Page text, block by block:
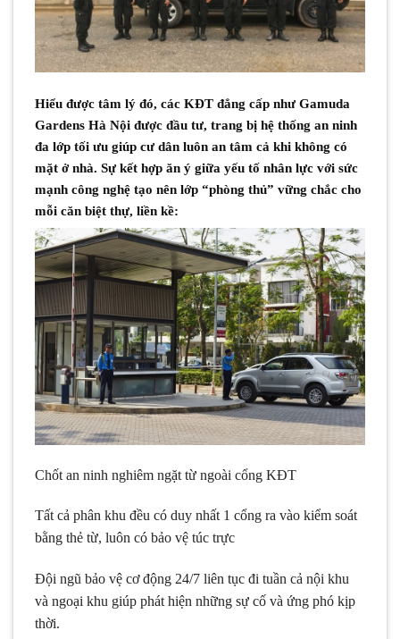
Hiểu được tâm lý đó, các KĐT đẳng cấp như Gamuda
Gardens Hà Nội được đầu tư, trang bị hệ thống an ninh
đa lớp tối ưu giúp cư dân luôn an tâm cả khi không có
mặt ở nhà. Sự kết hợp ăn ý giữa yếu tố nhân lực với sức
mạnh công nghệ tạo nên lớp “phòng thủ” vững chắc cho
mỗi căn biệt thự, liền kề:
Chốt an ninh nghiêm ngặt từ ngoài cổng KĐT
Tất cả phân khu đều có duy nhất 1 cổng ra vào kiểm soát
bằng thẻ từ, luôn có bảo vệ túc trực
Đội ngũ bảo vệ cơ động 24/7 liên tục đi tuần cả nội khu
và ngoại khu giúp phát hiện những sự cố và ứng phó kịp
thời.